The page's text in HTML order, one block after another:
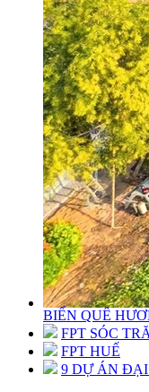
BIỂN QUÊ
FPT SÓC
FPT HUẾ
9 DỰ ÁN ĐẠI